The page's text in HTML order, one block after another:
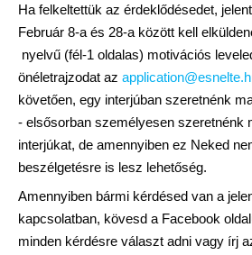
Ha felkeltettük az érdeklődésedet,
Február 8-a és 28-a között kell
nyelvű (fél-1 oldalas) motivációs
önéletrajzodat az
követően, egy interjúban szeretnénk
- elsősorban személyesen szeretnénk
interjúkat, de amennyiben ez Neked
beszélgetésre is lesz lehetőség.
Amennyiben bármi kérdésed van a
kapcsolatban, kövesd a Facebook
minden kérdésre választ adni vagy írj